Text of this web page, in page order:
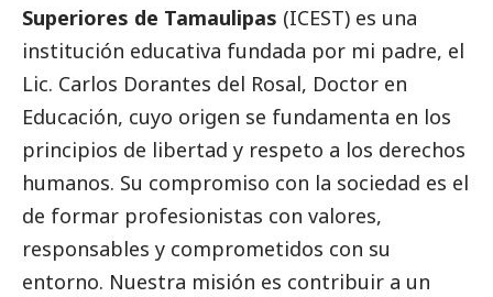
Superiores de Tamaulipas (ICEST) es una
institución educativa fundada por mi padre, el
Lic. Carlos Dorantes del Rosal, Doctor en
Educación, cuyo origen se fundamenta en los
principios de libertad y respeto a los derechos
humanos. Su compromiso con la sociedad es el
de formar profesionistas con valores,
responsables y comprometidos con su
entorno. Nuestra misión es contribuir a un